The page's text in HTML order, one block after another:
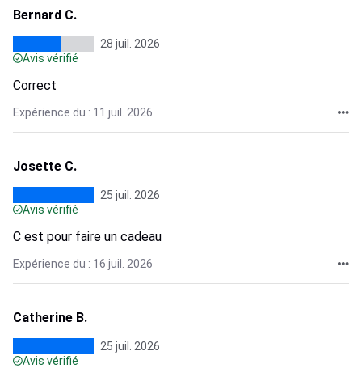
Bernard C.
28 juil. 2026
Avis vérifié
Correct
Expérience du : 11 juil. 2026
Josette C.
25 juil. 2026
Avis vérifié
C est pour faire un cadeau
Expérience du : 16 juil. 2026
Catherine B.
25 juil. 2026
Avis vérifié